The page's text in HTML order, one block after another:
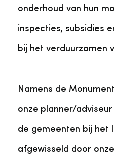
onderhoud van hun
inspecties, subsidies
bij het verduurzamen
Namens de
onze planner/adviseur
de gemeenten bij het
afgewisseld door